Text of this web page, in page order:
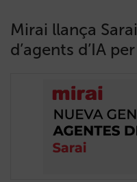
Mirai llança
d’agents d’IA